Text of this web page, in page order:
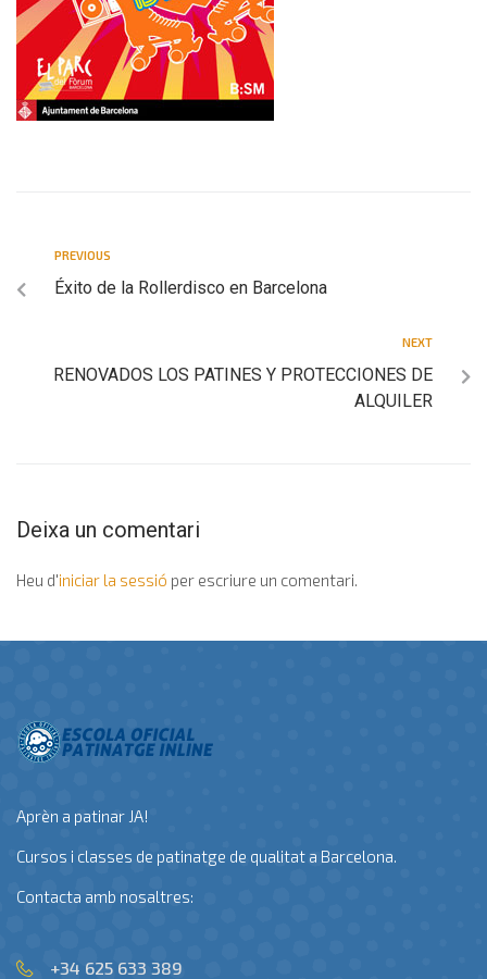
PREVIOUS
Éxito de la Rollerdisco en Barcelona
NEXT
RENOVADOS LOS PATINES Y PROTECCIONES DE
ALQUILER
Deixa un comentari
Heu d'iniciar la sessió per escriure un comentari.
Aprèn a patinar JA!
Cursos i classes de patinatge de qualitat a Barcelona.
Contacta amb nosaltres:
+34 625 633 389